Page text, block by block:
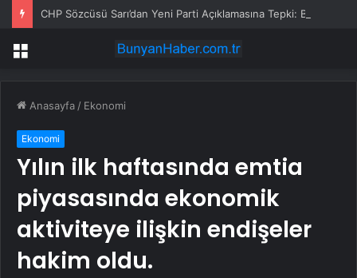
Menü
Anasayfa / Ekonomi
Ekonomi
Yılın ilk haftasında emtia
piyasasında ekonomik
aktiviteye ilişkin endişeler
hakim oldu.